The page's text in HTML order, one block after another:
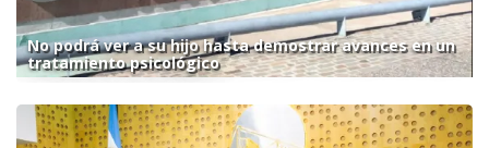
No podrá ver a su hijo hasta demostrar avances en un
tratamiento psicológico